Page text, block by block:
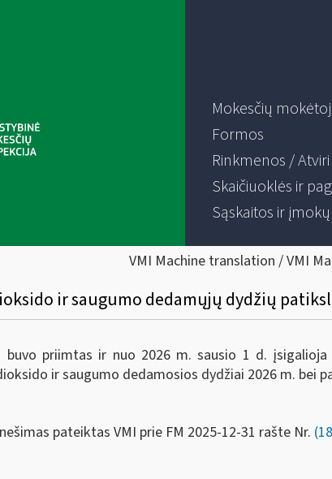
Mokesčių
Formos
Rinkmenos /
Skaičiuoklės ir
Sąskaitos ir
VMI Machine translation / VMI
ir saugumo dedamųjų dydžių
buvo priimtas ir nuo 2026 m. sausio 1 d.
ir saugumo dedamosios dydžiai 2026 m. bei
pateiktas VMI prie FM 2025-12-31 rašte Nr.